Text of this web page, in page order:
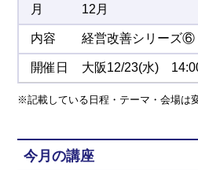
12月
経営改善シリーズ⑥
大阪12/23(水)
※記載している日程・テーマ・会場は
今月の講座